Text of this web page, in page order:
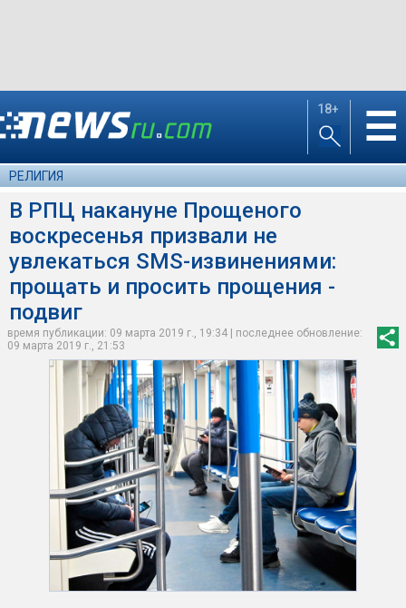
18+ ☰
РЕЛИГИЯ
В РПЦ накануне Прощеного
воскресенья призвали не
увлекаться SMS-извинениями:
прощать и просить прощения -
подвиг
время публикации: 09 марта 2019 г., 19:34 | последнее обновление:
09 марта 2019 г., 21:53